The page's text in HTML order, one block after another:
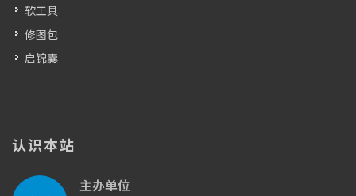
软工具
修图包
启锦囊
认识本站
主办单位